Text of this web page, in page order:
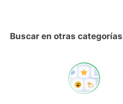
Buscar en otras categorías